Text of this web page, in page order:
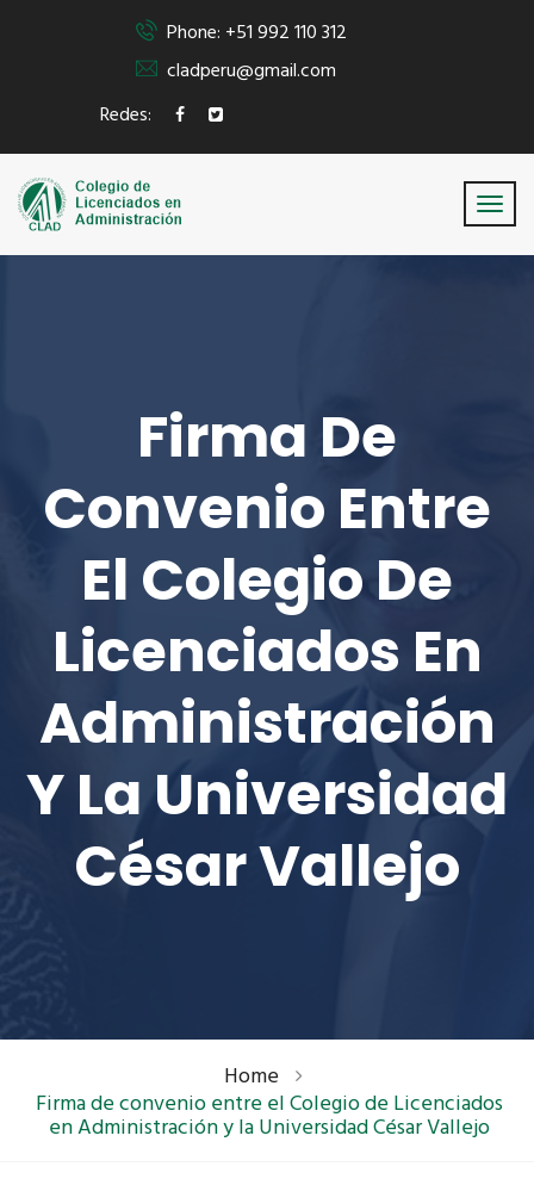
Phone: +51 992 110 312
cladperu@gmail.com
Redes:
Firma De
Convenio Entre
El Colegio De
Licenciados En
Administración
Y La Universidad
César Vallejo
Home
Firma de convenio entre el Colegio de Licenciados
en Administración y la Universidad César Vallejo